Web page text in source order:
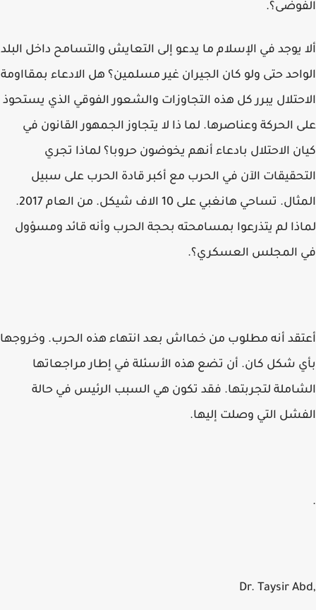
الفوضى؟.
ألا يوجد في الإسلام ما يدعو إلى التعايش والتسامح داخل البلد
الواحد حتى ولو كان الجيران غير مسلمين؟ هل الادعاء بمقااومة
الاحتلال يبرر كل هذه التجاوزات والشعور الفوقي الذي يستحوذ
على الحركة وعناصرها. لما ذا لا يتجاوز الجمهور القانون في
كيان الاحتلال بادعاء أنهم يخوضون حروبا؟ لماذا تجري
التحقيقات الآن في الحرب مع أكبر قادة الحرب على سبيل
المثال. تساحي هانغبي على 10 الاف شيكل. من العام 2017.
لماذا لم يتذرعوا بمسامحته بحجة الحرب وأنه قائد ومسؤول
في المجلس العسكري؟.
أعتقد أنه مطلوب من خمااش بعد انتهاء هذه الحرب. وخروجها
بأي شكل كان. أن تضع هذه الأسئلة في إطار مراجعاتها
الشاملة لتجربتها. فقد تكون هي السبب الرئيس في حالة
الفشل التي وصلت إليها.
.
,Dr. Taysir Abd